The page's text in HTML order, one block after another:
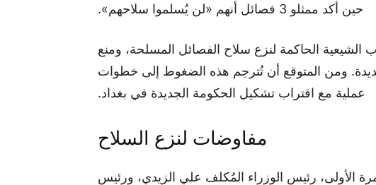
حين أكد ممثلو 3 فصائل أنهم «لن يُسلموا سلاحهم».
الحاكمة لنزع سلاح الفصائل المسلحة، ومنع
ومن المتوقع أن تُترجم هذه الضغوط إلى خطوات
عملية مع اقتراب تشكيل الحكومة الجديدة في بغداد.
مفاوضات لنزع السلاح
الأولى، رئيس الوزراء المُكلف علي الزيدي، ورئيس